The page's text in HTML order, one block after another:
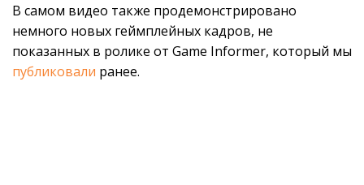
В самом видео также продемонстрировано
немного новых геймплейных кадров, не
показанных в ролике от Game Informer, который мы
публиковали ранее.